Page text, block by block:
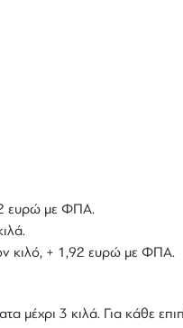
ευρώ με ΦΠΑ.
κιλό, + 1,92 ευρώ με ΦΠΑ.
μέχρι 3 κιλά. Για κάθε